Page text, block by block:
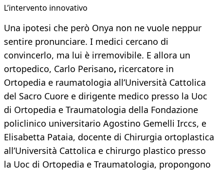
L’intervento innovativo
Una ipotesi che però Onya non ne vuole neppur
sentire pronunciare. I medici cercano di
convincerlo, ma lui è irremovibile. E allora un
ortopedico, Carlo Perisano, ricercatore in
Ortopedia e raumatologia all’Università Cattolica
del Sacro Cuore e dirigente medico presso la Uoc
di Ortopedia e Traumatologia della Fondazione
policlinico universitario Agostino Gemelli Irccs, e
Elisabetta Pataia, docente di Chirurgia ortoplastica
all’Università Cattolica e chirurgo plastico presso
la Uoc di Ortopedia e Traumatologia, propongono